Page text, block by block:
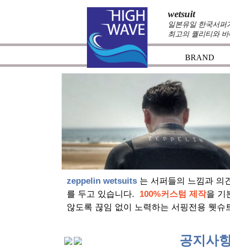
wetsuit
일본유일 한국서
최고의 퀄리티와
BRAND
zeppelin wetsuits 는 서퍼들의 느낌과 의
를 두고 있습니다. 100%커스텀 제작을 기
않도록 끊임 없이 노력하는 서핑전용 웻슈
공지사